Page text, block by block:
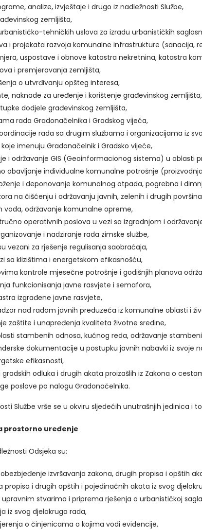
analize, izvještaje i drugo iz nadležnosti Službe,
zemljišta,
tehničkih uslova za izradu urbanističkih
i projekata razvoja komunalne infrastrukture (sanacija,
uspostave i obnove katastra nekretnina, katastra
i premjeravanja zemljišta,
o utvrđivanju opšteg interesa,
naknade za uređenje i korištenje građevinskog zemljišta,
dodjele građevinskog zemljišta,
rada Gradonačelnika i Gradskog vijeća,
rada sa drugim službama i organizacijama iz
imenuju Gradonačelnik i Gradsko vijeće,
i održavanje GIS (Geoinformacionog sistema) u oblasti
obavljanje individualne komunalne potrošnje
i deponovanje komunalnog otpada, pogrebna i
na čišćenju i održavanju javnih, zelenih i drugih
voda, održavanje komunalne opreme,
operativnih poslova u vezi sa izgradnjom i
i nadziranje rada zimske službe,
vezani za rješenje regulisanja saobraćaja,
sa klizištima i energetskom efikasnošću,
kontrole mjesečne potrošnje i godišnjih planova
funkcionisanja javne rasvjete i semafora,
izgrađene javne rasvjete,
nad radom javnih preduzeća iz komunalne oblasti i
zaštite i unapređenja kvaliteta životne sredine,
stambenih odnosa, kućnog reda, održavanje
dokumentacije u postupku javnih nabavki iz svoje
efikasnosti,
gradskih odluka i drugih akata proizašlih iz Zakona o
poslove po nalogu Gradonačelnika.
Službe vrše se u okviru sljedećih unutrašnjih jedinica i
prostorno uređenje
Odsjeka su:
izvršavanja zakona, drugih propisa i opštih
propisa i drugih opštih i pojedinačnih akata iz svog
upravnim stvarima i priprema rješenja o urbanističkoj
iz svog djelokruga rada,
o činjenicama o kojima vodi evidencije,